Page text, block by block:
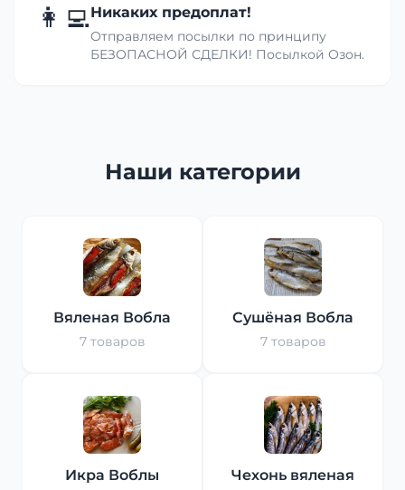
👩‍💻Никаких предоплат!
Отправляем посылки по принципу
БЕЗОПАСНОЙ СДЕЛКИ! Посылкой Озон.
Наши категории
Вяленая Вобла
7 товаров
Сушёная Вобла
7 товаров
Икра Воблы Чехонь вяленая